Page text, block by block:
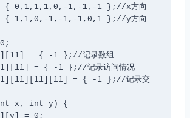
0,1,1,1,0,-1,-1,-1 };//x方向
1,1,0,-1,-1,-1,0,1 };//y方向
= { -1 };//记录数组
= { -1 };//记录访问情况
= { -1 };//记录交
x, int y) {